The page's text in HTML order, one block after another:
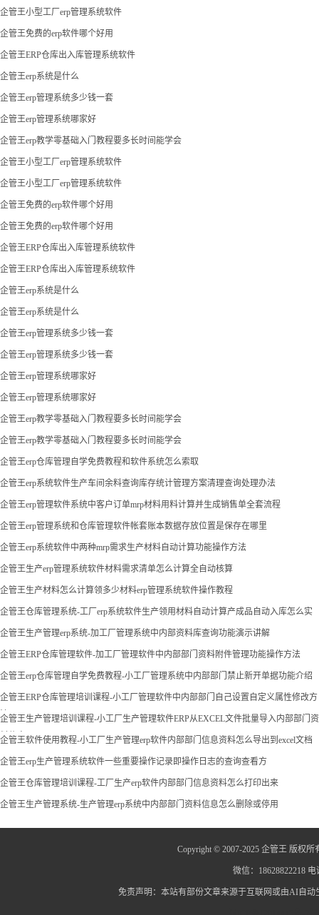
企管王小型工厂erp管理系统软件
企管王免费的erp软件哪个好用
企管王ERP仓库出入库管理系统软件
企管王erp系统是什么
企管王erp管理系统多少钱一套
企管王erp管理系统哪家好
企管王erp教学零基础入门教程要多长时间能学会
企管王小型工厂erp管理系统软件
企管王小型工厂erp管理系统软件
企管王免费的erp软件哪个好用
企管王免费的erp软件哪个好用
企管王ERP仓库出入库管理系统软件
企管王ERP仓库出入库管理系统软件
企管王erp系统是什么
企管王erp系统是什么
企管王erp管理系统多少钱一套
企管王erp管理系统多少钱一套
企管王erp管理系统哪家好
企管王erp管理系统哪家好
企管王erp教学零基础入门教程要多长时间能学会
企管王erp教学零基础入门教程要多长时间能学会
企管王erp仓库管理自学免费教程和软件系统怎么索取
企管王erp系统软件生产车间余料查询库存统计管理方案清理查询处理办法
企管王erp管理软件系统中客户订单mrp材料用料计算并生成销售单全套流程
企管王erp管理系统和仓库管理软件帐套账本数据存放位置是保存在哪里
企管王erp系统软件中两种mrp需求生产材料自动计算功能操作方法
企管王生产erp管理系统软件材料需求清单怎么计算全自动核算
企管王生产材料怎么计算领多少材料erp管理系统软件操作教程
企管王仓库管理系统-工厂erp系统软件生产领用材料自动计算产成品自动入库怎么实
现
企管王生产管理erp系统-加工厂管理系统中内部资料库查询功能演示讲解
企管王ERP仓库管理软件-加工厂管理软件中内部部门资料附件管理功能操作方法
企管王erp仓库管理自学免费教程-小工厂管理系统中内部部门禁止新开单据功能介绍
企管王ERP仓库管理培训课程-小工厂管理软件中内部部门自己设置自定义属性修改方
法
企管王生产管理培训课程-小工厂生产管理软件ERP从EXCEL文件批量导入内部部门资
料信息
企管王软件使用教程-小工厂生产管理erp软件内部部门信息资料怎么导出到excel文档
企管王erp生产管理系统软件一些重要操作记录即操作日志的查询查看方
企管王仓库管理培训课程-工厂生产erp软件内部部门信息资料怎么打印出来
企管王生产管理系统-生产管理erp系统中内部部门资料信息怎么删除或停用
Copyright © 2007-2025 企管王 版权所
微信：18628822218
免责声明：本站有部份文章来源于互联网或由AI自